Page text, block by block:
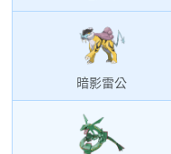
暗影雷公